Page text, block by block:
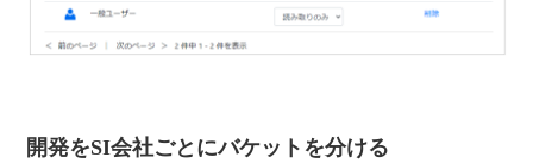
開発をSI会社ごとにバケットを分ける